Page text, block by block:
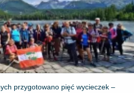
przygotowano pięć wycieczek –